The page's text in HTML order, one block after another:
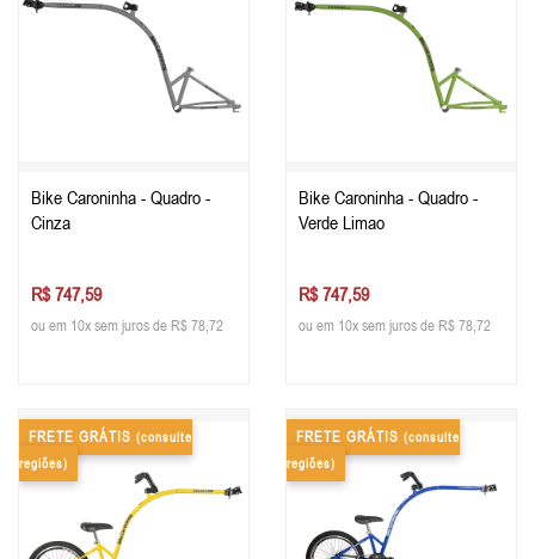
Bike Caroninha - Quadro -
Cinza
R$ 747,59
ou em 10x sem juros de R$ 78,72
Bike Caroninha - Quadro -
Verde Limao
R$ 747,59
ou em 10x sem juros de R$ 78,72
FRETE GRÁTIS (consulte
regiões)
FRETE GRÁTIS (consulte
regiões)